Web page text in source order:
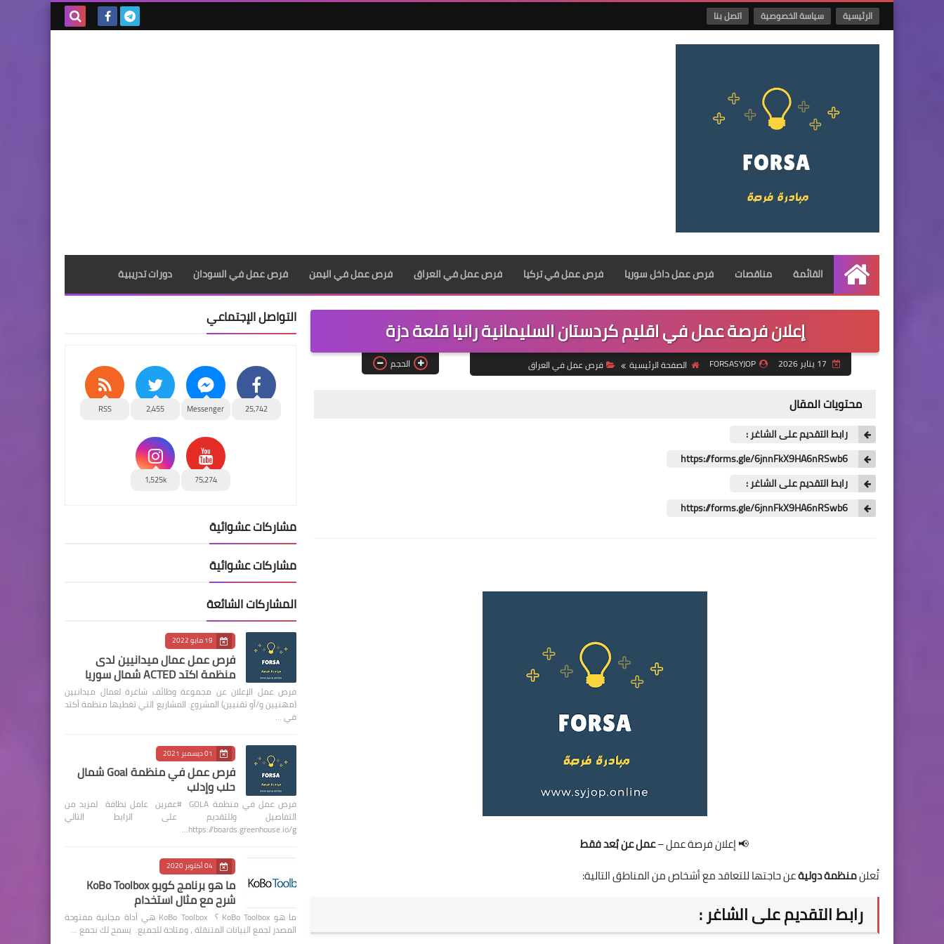
الرئيسية سياسة الخصوصية اتصل بنا
الرئيسية
القائمة مناقصات فرص عمل داخل سوريا فرص عمل في تركيا فرص عمل في العراق فرص عمل في اليمن فرص عمل في السودان دورات تدريبية
إعلان فرصة عمل في اقليم كردستان السليمانية رانيا قلعة دزة
FORSASYJOP الصفحة الرئيسية فرص عمل في العراق الحجم
محتويات المقال
رابط التقديم على الشاغر :
https://forms.gle/6jnnFkX9HA6nRSwb6
رابط التقديم على الشاغر :
https://forms.gle/6jnnFkX9HA6nRSwb6
📢 إعلان فرصة عمل –عمل عن بُعد فقط
تُعلنمنظمة دوليةعن حاجتها للتعاقد مع أشخاص من المناطق التالية:
رابط التقديم على الشاغر :
التواصل الإجتماعي
25,742
Messenger
2,455
RSS
75,274
1,525k
مشاركات عشوائية
مشاركات عشوائية
المشاركات الشائعة
19 مايو 2022
فرص عمل عمال ميدانيين لدى
منظمة اكتد ACTED شمال سوريا
فرص عمل الإعلان عن مجموعة وظائف شاغرة لعمال ميدانيين
(مهنيين و/أو تقنيين) المشروع: المشاريع التي تغطيها منظمة أكتد
في …
01 ديسمبر 2021
فرص عمل في منظمة Goal شمال
حلب وإدلب
فرص عمل في منظمة GOLA #عفرين عامل نظافة لمزيد من
التفاصيل وللتقديم على الرابط التالي
https://boards.greenhouse.io/g…
04 أكتوبر 2020
ما هو برنامج كوبو KoBo Toolbox
شرح مع مثال استخدام
ما هو KoBo Toolbox ؟ KoBo Toolbox هي أداة مجانية مفتوحة
المصدر لجمع البيانات المتنقلة ، ومتاحة للجميع. يسمح لك بجمع …